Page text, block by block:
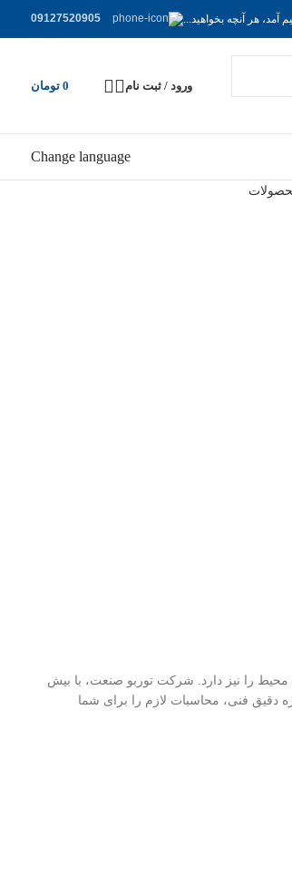
آمد، هر آنچه بخواهید... 09127520905
ورود / ثبت نام 0 تومان
Change language
محیط را نیز دارد. شرکت توربو صنعت، با بیش
دقیق فنی، محاسبات لازم را برای شما